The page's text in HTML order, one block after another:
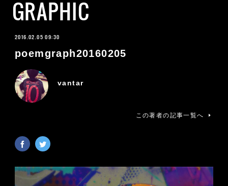
GRAPHIC
2016.02.05 09:30
poemgraph20160205
vantar
この著者の記事一覧へ